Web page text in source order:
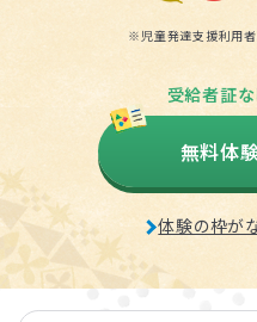
※児童発達支援利用者
受給者証な
無料体
体験の枠が